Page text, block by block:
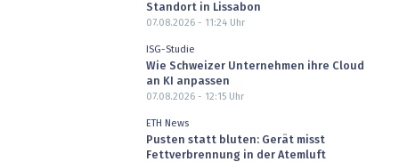
Standort in Lissabon
07.08.2026 - 11:24Uhr
ISG-Studie
Wie Schweizer Unternehmen ihre Cloud
an KI anpassen
07.08.2026 - 12:15Uhr
ETH News
Pusten statt bluten: Gerät misst
Fettverbrennung in der Atemluft